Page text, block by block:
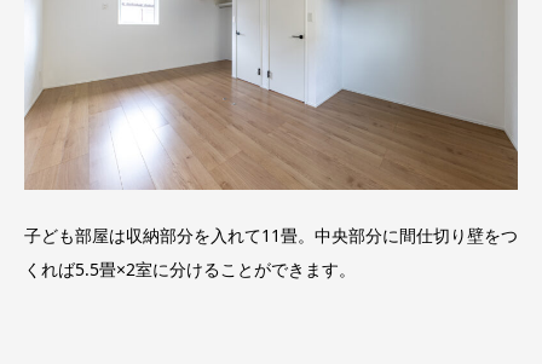
子ども部屋は収納部分を入れて11畳。中央部分に間仕切り壁をつ
くれば5.5畳×2室に分けることができます。